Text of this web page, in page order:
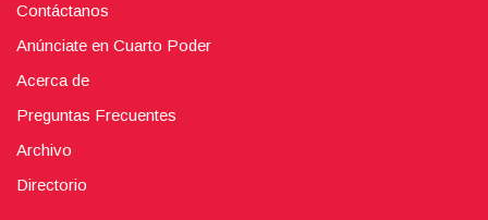
Contáctanos
Anúnciate en Cuarto Poder
Acerca de
Preguntas Frecuentes
Archivo
Directorio